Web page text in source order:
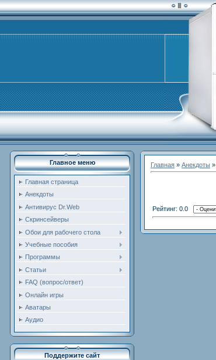
Главное меню
Главная страница
Анекдоты
Антивирус Dr.Web
Скринсейверы
Обои для рабочего стола
Учебные пособия
Программы
Статьи
FAQ (вопрос/ответ)
Онлайн игры
Аватары
Аудио
Поддержите сайт
Главная » Анекдоты »
Рейтинг: 0.0